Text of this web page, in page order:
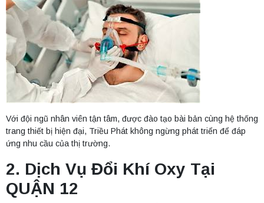
Với đội ngũ nhân viên tận tâm, được đào tạo bài bản cùng hệ thống
trang thiết bị hiện đại, Triều Phát không ngừng phát triển để đáp
ứng nhu cầu của thị trường.
2. Dịch Vụ Đổi Khí Oxy Tại
QUẬN 12